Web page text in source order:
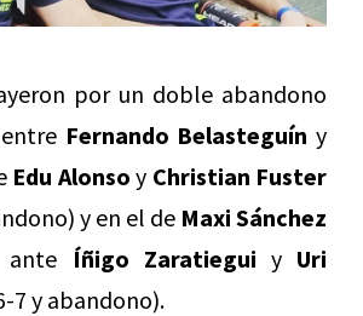
por un doble abandono
Fernando Belasteguín y
Edu Alonso y Christian Fuster
y en el de Maxi Sánchez
ante Íñigo Zaratiegui y Uri
7 y abandono).